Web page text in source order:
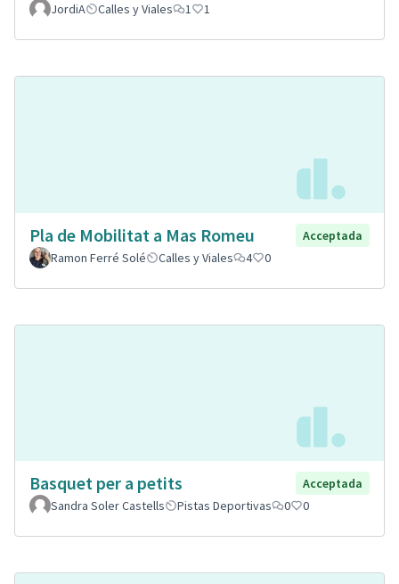
JordiA Calles y Viales 1 1
Pla de Mobilitat a Mas Romeu
Acceptada
Ramon Ferré Solé
Calles y Viales 4 0
Basquet per a petits
Acceptada
Sandra Soler Castells
Pistas Deportivas 0 0